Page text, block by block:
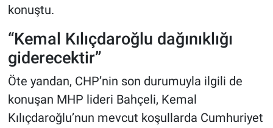
konuştu.
“Kemal Kılıçdaroğlu dağınıklığı
giderecektir”
Öte yandan, CHP’nin son durumuyla ilgili de
konuşan MHP lideri Bahçeli, Kemal
Kılıçdaroğlu’nun mevcut koşullarda Cumhuriyet